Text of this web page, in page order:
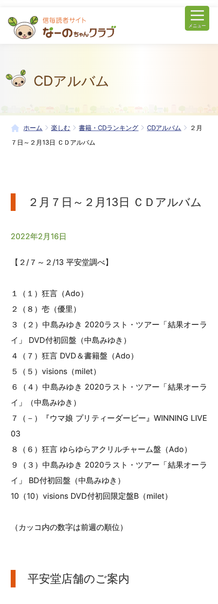
メニュー
CDアルバム
ホーム 楽しむ 書籍・CDランキング CDアルバム
２月
７日～２月13日 ＣＤアルバム
２月７日～２月13日 ＣＤアルバム
2022年2月16日
【２/７～２/13 平安堂調べ】
１（１）狂言（Ado）
２（８）壱（優里）
３（２）中島みゆき 2020ラスト・ツアー「結果オーラ
イ」 DVD付初回盤（中島みゆき）
４（７）狂言 DVD＆書籍盤（Ado）
５（５）visions（milet）
６（４）中島みゆき 2020ラスト・ツアー「結果オーラ
イ」（中島みゆき）
７（－）『ウマ娘 プリティーダービー』WINNING LIVE
03
８（６）狂言 ゆらゆらアクリルチャーム盤（Ado）
９（３）中島みゆき 2020ラスト・ツアー「結果オーラ
イ」 BD付初回盤（中島みゆき）
10（10）visions DVD付初回限定盤B（milet）
（カッコ内の数字は前週の順位）
平安堂店舗のご案内